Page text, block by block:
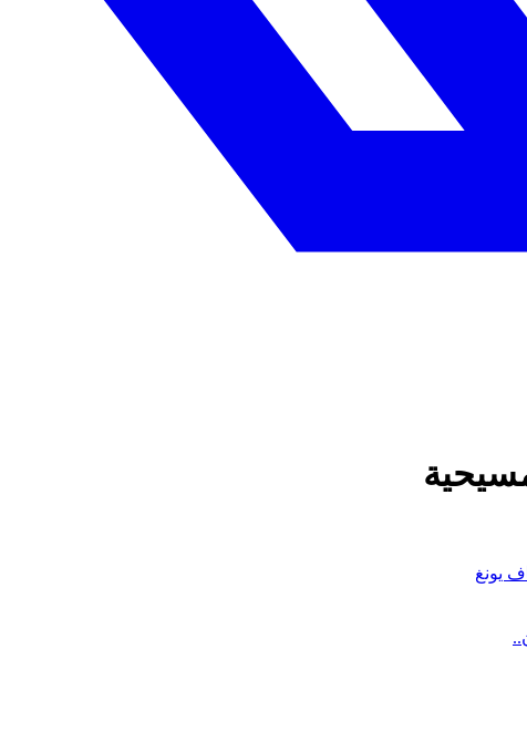
يونغ